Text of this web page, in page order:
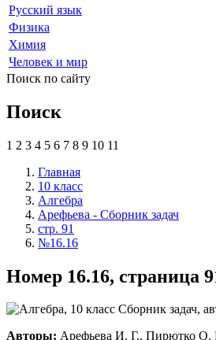
Русский язык
Физика
Химия
Человек и мир
Поиск по сайту
Поиск
1 2 3 4 5 6 7 8 9 10 11
Главная
10 класс
Алгебра
Арефьева - Сборник задач
стр. 91
№16.16
Номер 16.16, страница
Авторы: Арефьева И. Г., Пирютко О.